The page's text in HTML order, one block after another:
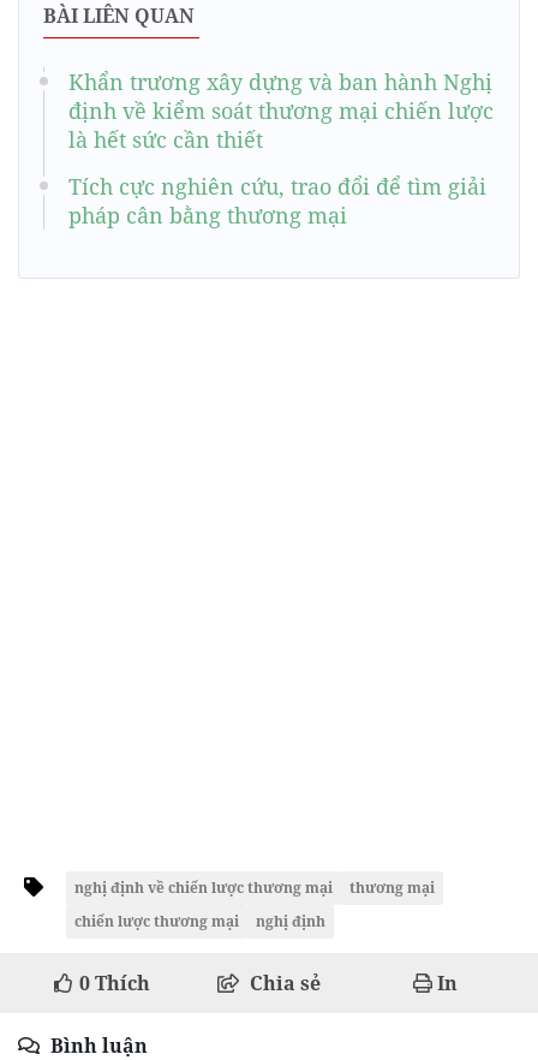
BÀI LIÊN QUAN
Khẩn trương xây dựng và ban hành Nghị
định về kiểm soát thương mại chiến lược
là hết sức cần thiết
Tích cực nghiên cứu, trao đổi để tìm giải
pháp cân bằng thương mại
nghị định về chiến lược thương mại
thương mại
chiến lược thương mại
nghị định
0Thích Chia sẻ In
Bình luận